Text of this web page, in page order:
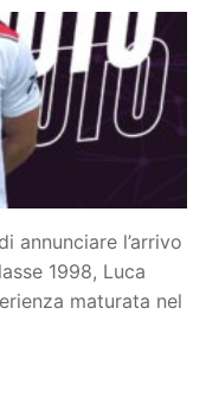
annunciare l’arrivo
1998, Luca
maturata nel